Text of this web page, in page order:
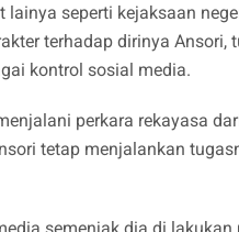
lainya seperti kejaksaan
terhadap dirinya Ansori,
kontrol sosial media.
perkara rekayasa
tetap menjalankan